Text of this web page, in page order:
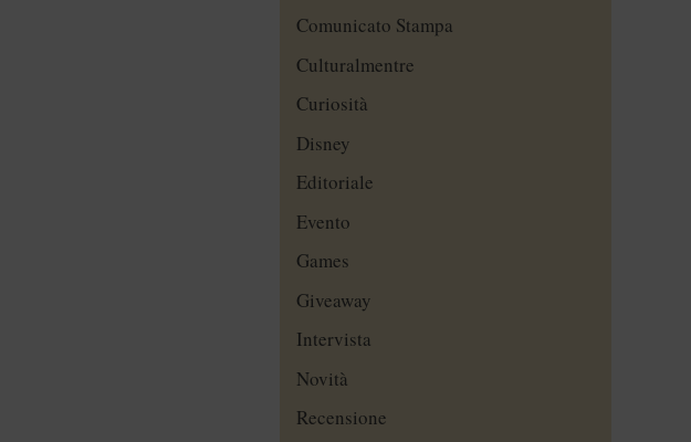
Comunicato Stampa
Culturalmentre
Curiosità
Disney
Editoriale
Evento
Games
Giveaway
Intervista
Novità
Recensione